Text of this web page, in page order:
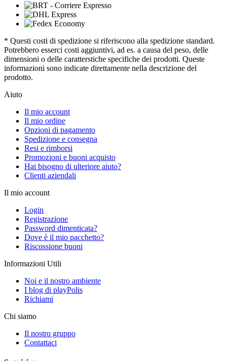
* Questi costi di spedizione si riferiscono alla spedizione standard.
Potrebbero esserci costi aggiuntivi, ad es. a causa del peso, delle
dimensioni o delle caratterstiche specifiche dei prodotti. Queste
informazioni sono indicate direttamente nella descrizione del
prodotto.
Aiuto
Il mio account
Il mio ordine
Opzioni di pagamento
Spedizione e consegna
Resi e rimborsi
Promozioni e buoni acquisto
Hai bisogno di ulteriore aiuto?
Clienti aziendali
Il mio account
Login
Registrazione
Password dimenticata?
Dove è il mio pacchetto?
Riscossione buoni
Informazioni Utili
Noi e il nostro ambiente
I blog di playPolis
Richiami
Chi siamo
Il nostro gruppo
Contattaci